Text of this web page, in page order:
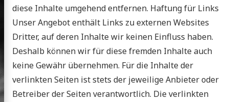
diese Inhalte umgehend entfernen. Haftung für Links
Unser Angebot enthält Links zu externen Websites
Dritter, auf deren Inhalte wir keinen Einfluss haben.
Deshalb können wir für diese fremden Inhalte auch
keine Gewähr übernehmen. Für die Inhalte der
verlinkten Seiten ist stets der jeweilige Anbieter oder
Betreiber der Seiten verantwortlich. Die verlinkten